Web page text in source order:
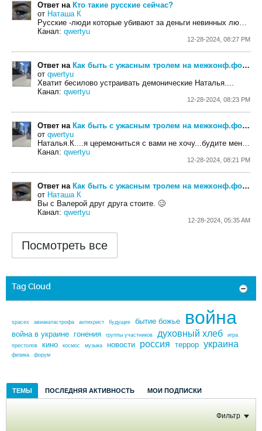
Ответ на Кто такие русские сейчас?
от Наташа К
Русские -люди которые убивают за деньги невинных людей в чужих странах. Русские -сбивают...
Канал: qwertyu
12-28-2024, 08:27 PM
Ответ на Как быть с ужасным тролем на межконф.форуме христианском?
от qwertyu
Хватит бесилово устраивать демонические Наталья....
Канал: qwertyu
12-28-2024, 08:23 PM
Ответ на Как быть с ужасным тролем на межконф.форуме христианском?
от qwertyu
Наталья.К....я церемониться с вами не хочу...будите меня тролить и обижать-сразу в личку...
Канал: qwertyu
12-28-2024, 08:21 PM
Ответ на Как быть с ужасным тролем на межконф.форуме христианском?
от Наташа К
Вы с Валерой друг друга стоите. 🥴
Канал: qwertyu
12-28-2024, 05:35 AM
Посмотреть все
Tag Cloud
spacex авиакатастрофа антихрист будущее бытие божье война
война в украине гонения группы участников духовный хлеб
игра
престолов
кино космос музыка новости россия террор украина
физика форум
ТЕМЫ ПОСЛЕДНЯЯ АКТИВНОСТЬ МОИ ПОДПИСКИ
Фильтр